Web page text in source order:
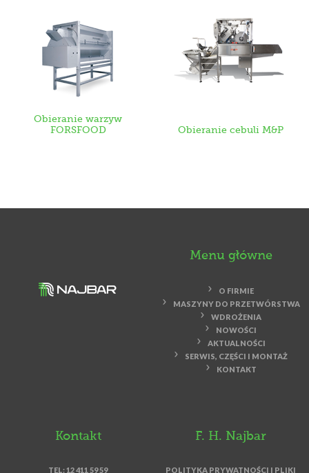
Obieranie warzyw
FORSFOOD
Obieranie cebuli M&P
Menu główne
O FIRMIE
MASZYNY DO PRZETWÓRSTWA
WDROŻENIA
NOWOŚCI
AKTUALNOŚCI
SERWIS, CZĘŚCI I MONTAŻ
KONTAKT
Kontakt
TEL: 12 411 59 59
F. H. Najbar
POLITYKA PRYWATNOŚCI I PLIKI